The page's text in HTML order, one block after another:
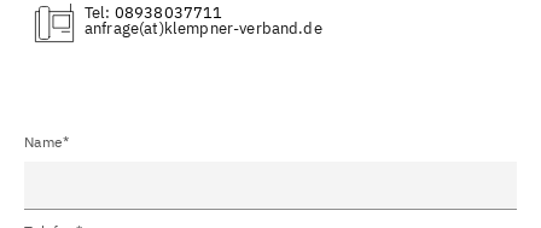
Tel: 08938037711
(at)
Name*